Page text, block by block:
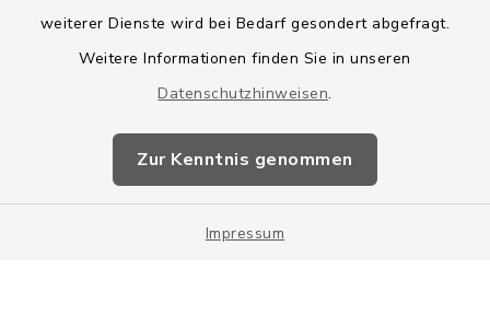
weiterer Dienste wird bei Bedarf gesondert abgefragt.
Weitere Informationen finden Sie in unseren
Datenschutzhinweisen.
Zur Kenntnis genommen
Impressum
Barrierefreiheit
Impressum
Sitemap